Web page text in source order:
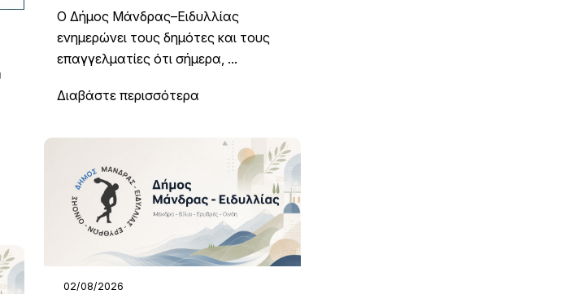
Ο Δήμος Μάνδρας–Ειδυλλίας
ενημερώνει τους δημότες και τους
επαγγελματίες ότι σήμερα, ...
Διαβάστε περισσότερα
02/08/2026